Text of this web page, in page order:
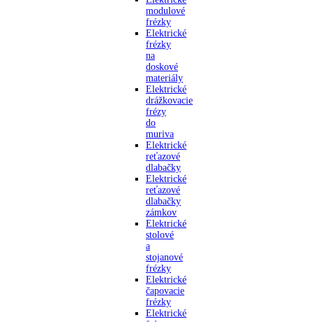
modulové
frézky
Elektrické
frézky
na
doskové
materiály
Elektrické
drážkovacie
frézy
do
muriva
Elektrické
reťazové
dlabačky
Elektrické
reťazové
dlabačky
zámkov
Elektrické
stolové
a
stojanové
frézky
Elektrické
čapovacie
frézky
Elektrické